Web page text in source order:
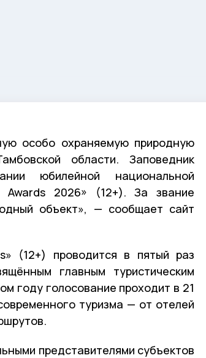
особо охраняемую природную
области. Заповедник
юбилейной национальной
Awards 2026» (12+). За звание
объект», — сообщает сайт
(12+) проводится в пятый раз
главным туристическим
году голосование проходит в 21
туризма — от отелей
представителями субъектов